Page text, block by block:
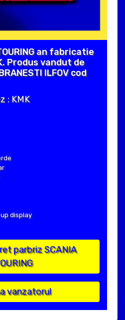
an fabricatie
Produs vandut de
ILFOV cod
: KMK
display
parbriz SCANIA
vanzatorul